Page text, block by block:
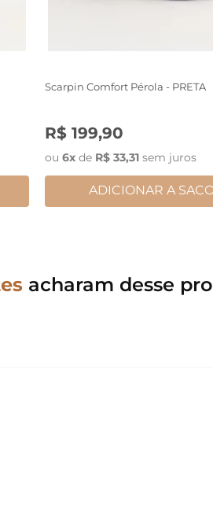
Scarpin Comfort Pérola - PRETA
R$ 199,90
ou 6x de R$ 33,31 sem juros
35 36
ADICIONAR A
acharam desse